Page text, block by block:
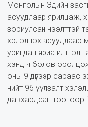
Монголын Эдийн
асуудлаар ярилцаж,
зориулсан нээлттэй
хэлэлцэх асуудлаар
уригдан яриа илтгэл
хэнд ч болов
оны 9 дүгээр сараас
нийт 96 уулзалт
давхардсан тоогоор